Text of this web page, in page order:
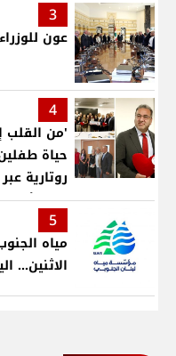
3
عون
4
'من القلب
حياة
قلب
5
مياه
الاثنين...